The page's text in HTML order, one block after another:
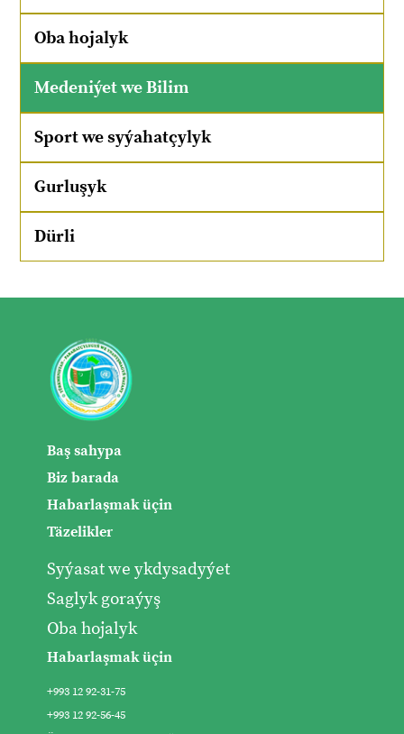
Oba hojalyk
Medeniýet we Bilim
Sport we syýahatçylyk
Gurluşyk
Dürli
Baş sahypa
Biz barada
Habarlaşmak üçin
Täzelikler
Syýasat we ykdysadyýet
Saglyk goraýyş
Oba hojalyk
Habarlaşmak üçin
+993 12 92-31-75
+993 12 92-56-45